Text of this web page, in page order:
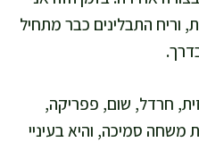
ל-220 מעלות, וריח התבלינים כבר מתחיל
חרדל, שום, פפריקה,
סמיכה, והיא בעיניי